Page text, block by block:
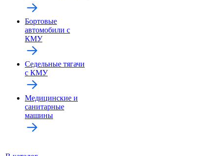
Бортовые
автомобили с
КМУ
Седельные тягачи
с КМУ
Медицинские и
санитарные
машины